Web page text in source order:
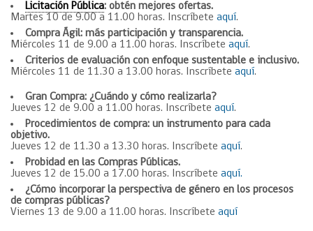
Licitación Pública: obtén mejores ofertas.
Martes 10 de 9.00 a 11.00 horas. Inscríbete aquí.
Compra Ágil: más participación y transparencia.
Miércoles 11 de 9.00 a 11.00 horas. Inscríbete aquí.
Criterios de evaluación con enfoque sustentable e inclusivo.
Miércoles 11 de 11.30 a 13.00 horas. Inscríbete aquí.
Gran Compra: ¿Cuándo y cómo realizarla?
Jueves 12 de 9.00 a 11.00 horas. Inscríbete aquí.
Procedimientos de compra: un instrumento para cada
objetivo.
Jueves 12 de 11.30 a 13.30 horas. Inscríbete aquí.
Probidad en las Compras Públicas.
Jueves 12 de 15.00 a 17.00 horas. Inscríbete aquí.
¿Cómo incorporar la perspectiva de género ​en los procesos ​
de compras públicas?​
Viernes 13 de 9.00 a 11.00 horas. Inscríbete aquí